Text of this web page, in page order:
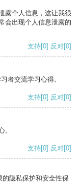
露个人信息，这让我很
会出现个人信息泄露的
支持[0] 反对[0]
者交流学习心得。
支持[0] 反对[0]
。
支持[0] 反对[0]
隐私保护和安全性保